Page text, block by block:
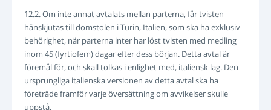
12.2. Om inte annat avtalats mellan parterna, får tvisten
hänskjutas till domstolen i Turin, Italien, som ska ha exklusiv
behörighet, när parterna inter har löst tvisten med medling
inom 45 (fyrtiofem) dagar efter dess början. Detta avtal är
föremål för, och skall tolkas i enlighet med, italiensk lag. Den
ursprungliga italienska versionen av detta avtal ska ha
företräde framför varje översättning om avvikelser skulle
uppstå.